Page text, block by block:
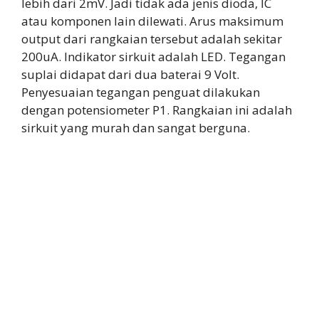
lebih dari 2mV. Jadi tidak ada jenis dioda, IC
atau komponen lain dilewati. Arus maksimum
output dari rangkaian tersebut adalah sekitar
200uA. Indikator sirkuit adalah LED. Tegangan
suplai didapat dari dua baterai 9 Volt.
Penyesuaian tegangan penguat dilakukan
dengan potensiometer P1. Rangkaian ini adalah
sirkuit yang murah dan sangat berguna.